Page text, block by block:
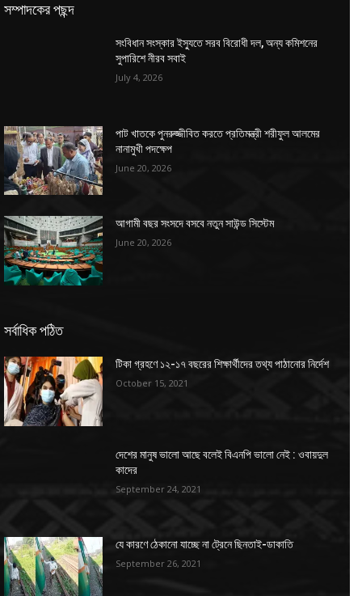
সম্পাদকের পছন্দ
সংবিধান সংস্কার ইস্যুতে সরব বিরোধী দল, অন্য কমিশনের
সুপারিশে নীরব সবাই
July 4, 2026
পাট খাতকে পুনরুজ্জীবিত করতে প্রতিমন্ত্রী শরীফুল আলমের
নানামুখী পদক্ষেপ
June 20, 2026
আগামী বছর সংসদে বসবে নতুন সাউন্ড সিস্টেম
June 20, 2026
সর্বাধিক পঠিত
টিকা গ্রহণে ১২-১৭ বছরের শিক্ষার্থীদের তথ্য পাঠানোর নির্দেশ
October 15, 2021
দেশের মানুষ ভালো আছে বলেই বিএনপি ভালো নেই : ওবায়দুল
কাদের
September 24, 2021
যে কারণে ঠেকানো যাচ্ছে না ট্রেনে ছিনতাই-ডাকাতি
September 26, 2021